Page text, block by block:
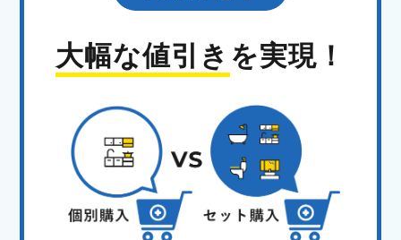
大幅な値引き を実現！